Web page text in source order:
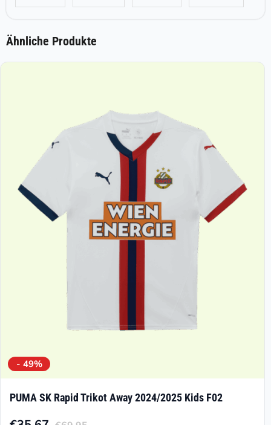
Ähnliche Produkte
- 49%
PUMA SK Rapid Trikot Away 2024/2025 Kids F02